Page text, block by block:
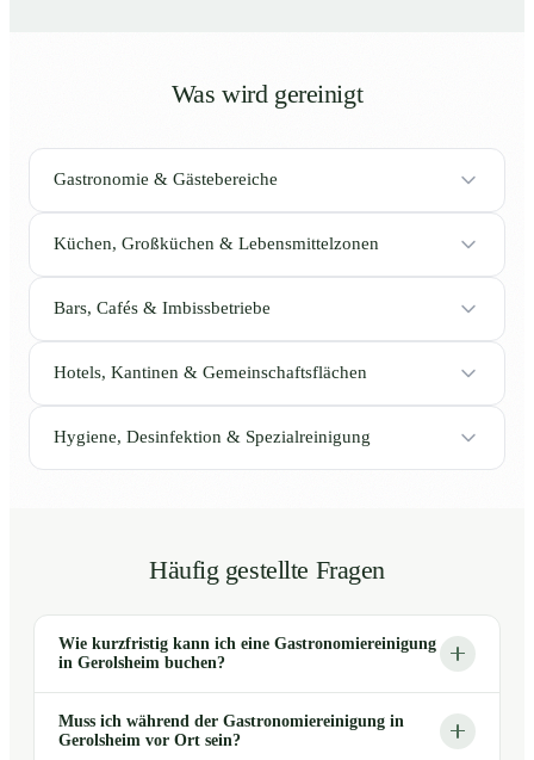
Was wird gereinigt
Gastronomie & Gästebereiche
Küchen, Großküchen & Lebensmittelzonen
Bars, Cafés & Imbissbetriebe
Hotels, Kantinen & Gemeinschaftsflächen
Hygiene, Desinfektion & Spezialreinigung
Häufig gestellte Fragen
Wie kurzfristig kann ich eine Gastronomiereinigung
in Gerolsheim buchen?
Muss ich während der Gastronomiereinigung in
Gerolsheim vor Ort sein?